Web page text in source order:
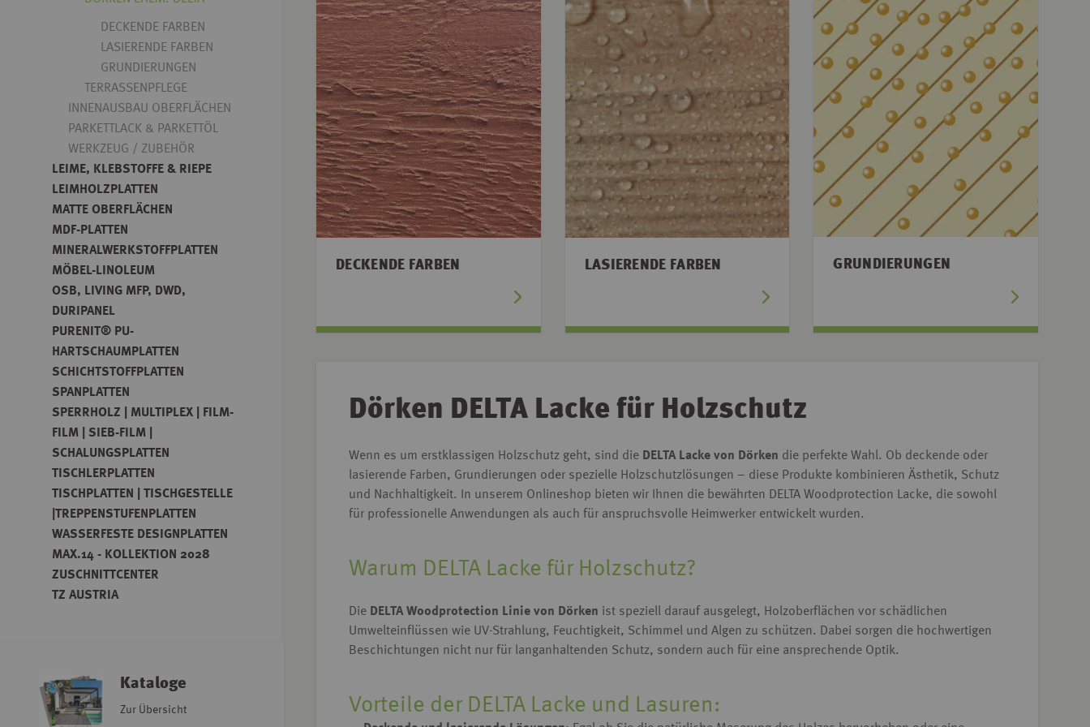
DECKENDE FARBEN LASIERENDE FARBEN GRUNDIERUNGEN
Dörken DELTA Lacke für Holzschutz
Wenn es um erstklassigen Holzschutz geht, sind die DELTA Lacke von Dörken die perfekte Wahl. Ob deckende oder
lasierende Farben, Grundierungen oder spezielle Holzschutzlösungen – diese Produkte kombinieren Ästhetik, Schutz
und Nachhaltigkeit. In unserem Onlineshop bieten wir Ihnen die bewährten DELTA Woodprotection Lacke, die sowohl
für professionelle Anwendungen als auch für anspruchsvolle Heimwerker entwickelt wurden.
Warum DELTA Lacke für Holzschutz?
Die DELTA Woodprotection Linie von Dörken ist speziell darauf ausgelegt, Holzoberflächen vor schädlichen
Umwelteinflüssen wie UV-Strahlung, Feuchtigkeit, Schimmel und Algen zu schützen. Dabei sorgen die hochwertigen
Beschichtungen nicht nur für langanhaltenden Schutz, sondern auch für eine ansprechende Optik.
Vorteile der DELTA Lacke und Lasuren:
DECKENDE FARBEN
LASIERENDE FARBEN
GRUNDIERUNGEN
TERRASSENPFLEGE
INNENAUSBAU OBERFLÄCHEN
PARKETTLACK & PARKETTÖL
WERKZEUG / ZUBEHÖR
LEIME, KLEBSTOFFE & RIEPE
LEIMHOLZPLATTEN
MATTE OBERFLÄCHEN
MDF-PLATTEN
MINERALWERKSTOFFPLATTEN
MÖBEL-LINOLEUM
OSB, LIVING MFP, DWD,
DURIPANEL
PURENIT® PU-
HARTSCHAUMPLATTEN
SCHICHTSTOFFPLATTEN
SPANPLATTEN
SPERRHOLZ | MULTIPLEX | FILM-
FILM | SIEB-FILM |
SCHALUNGSPLATTEN
TISCHLERPLATTEN
TISCHPLATTEN | TISCHGESTELLE
|TREPPENSTUFENPLATTEN
WASSERFESTE DESIGNPLATTEN
MAX.14 - KOLLEKTION 2028
ZUSCHNITTCENTER
TZ AUSTRIA
Kataloge
Zur Übersicht